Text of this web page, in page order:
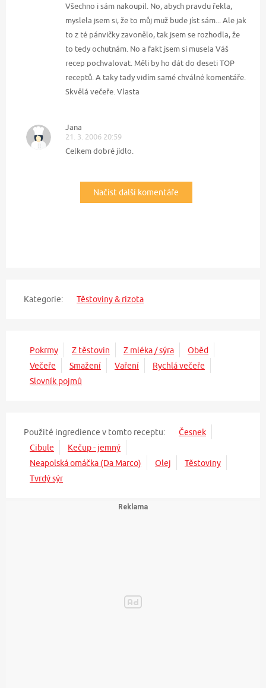
Všechno i sám nakoupil. No, abych pravdu řekla,
myslela jsem si, že to můj muž bude jíst sám... Ale jak
to z té pánvičky zavonělo, tak jsem se rozhodla, že
to tedy ochutnám. No a fakt jsem si musela Váš
recep pochvalovat. Měli by ho dát do deseti TOP
receptů. A taky tady vidím samé chválné komentáře.
Skvělá večeře. Vlasta
Jana
21. 3. 2006 20:59
Celkem dobré jídlo.
Načíst další komentáře
Kategorie: Těstoviny & rizota
Pokrmy Z těstovin Z mléka / sýra
Oběd
Večeře
Smažení Vaření
Rychlá večeře
Slovník pojmů
Použité ingredience v tomto receptu:
Česnek
Cibule
Kečup - jemný
Neapolská omáčka (Da Marco)
Olej
Těstoviny
Tvrdý sýr